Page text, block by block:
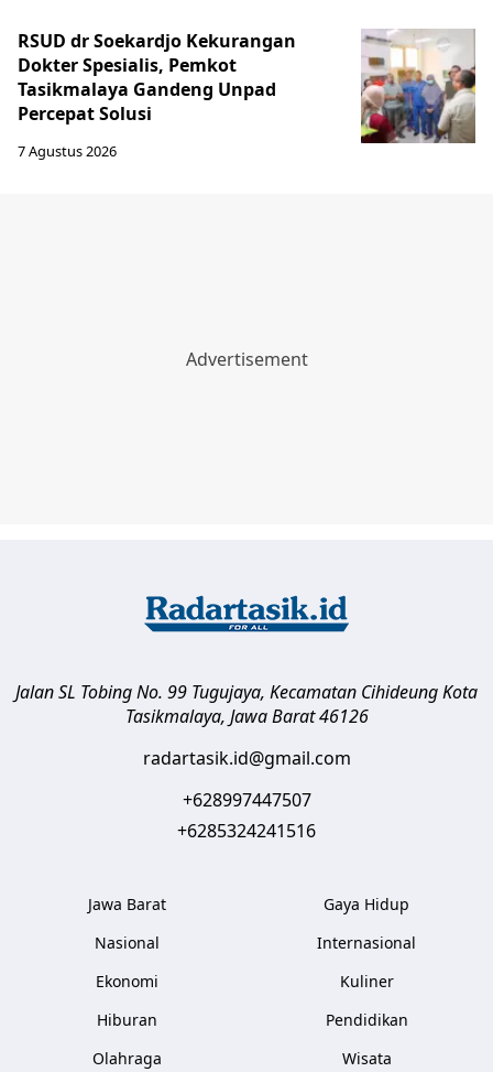
RSUD dr Soekardjo Kekurangan
Dokter Spesialis, Pemkot
Tasikmalaya Gandeng Unpad
Percepat Solusi
7 Agustus 2026
Jalan SL Tobing No. 99 Tugujaya, Kecamatan CihideungKota
Tasikmalaya, Jawa Barat 46126
radartasik.id@gmail.com
+628997447507
+6285324241516
Jawa Barat
Nasional
Ekonomi
Hiburan
Olahraga
Gaya Hidup
Internasional
Kuliner
Pendidikan
Wisata